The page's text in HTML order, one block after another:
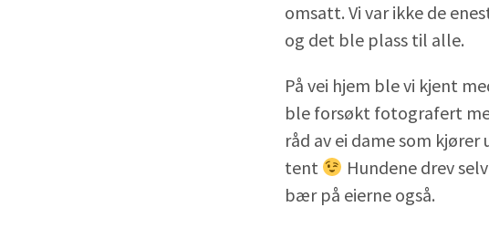
omsatt. Vi var ikke de
og det ble plass til alle.
På vei hjem ble vi kjent
ble forsøkt fotografert
råd av ei dame som
tent
Hundene drev
bær på eierne også.